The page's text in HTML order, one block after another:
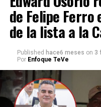
de Felipe
de la lista a la
Published hace6 meses on 3
Por Enfoque TeVe